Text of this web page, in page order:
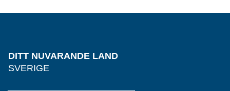
DITT NUVARANDE LAND
SVERIGE